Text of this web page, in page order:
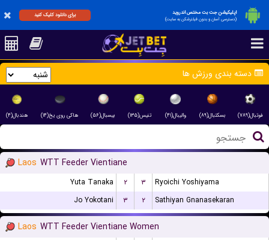
اپلیکیشن جت بت مختص اندروید
(دسترسی آسان و بدون فیلترشکن به سایت)
برای دانلود کلیک کنید
دسته بندی ورزش ها
فوتبال(۷۸۹) بسکتبال(۸۹) والیبال(۴۱) تنیس(۱۳۵) بیسبال(۵۶) هاکی روی یخ(۱۴) هندبال(۴)
Laos WTT Feeder Vientiane
Yuta Tanaka ۲ ۳
Ryoichi Yoshiyama
Jo Yokotani
۳ ۲ Sathiyan Gnanasekaran
Laos WTT Feeder Vientiane Women